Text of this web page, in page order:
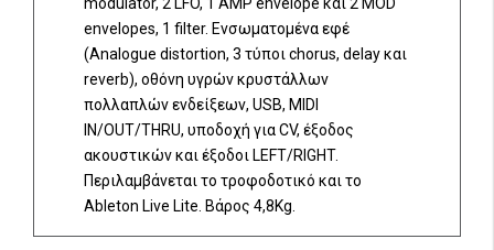
envelopes, 1 filter. Ενσωματομένα εφέ
(Analogue distortion, 3 τύποι chorus, delay και
reverb), οθόνη υγρών κρυστάλλων
πολλαπλών ενδείξεων, USB, MIDI
IN/OUT/THRU, υποδοχή για CV, έξοδος
ακουστικών και έξοδοι LEFT/RIGHT.
Περιλαμβάνεται το τροφοδοτικό και το
Ableton Live Lite. Βάρος 4,8Kg.